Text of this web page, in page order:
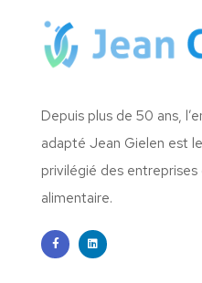
Depuis plus de 50 ans,
adapté Jean Gielen est
privilégié des
alimentaire.